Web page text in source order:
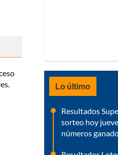
Lo último
Resultados
sorteo hoy
números